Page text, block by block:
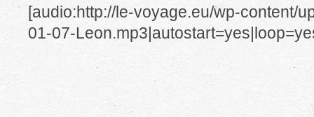
[audio:http://le-voyage.eu/wp-content/
01-07-